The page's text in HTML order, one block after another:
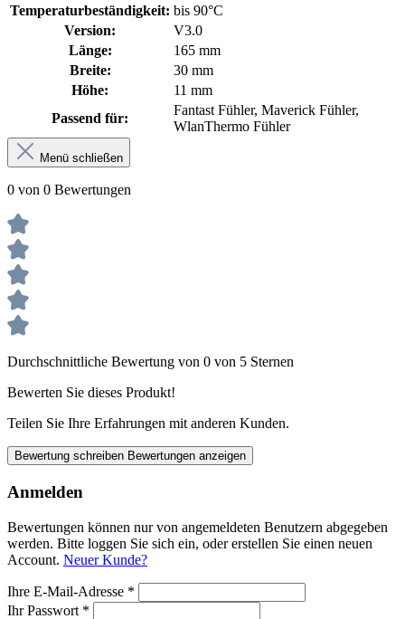
Temperaturbeständigkeit: bis 90°C
Version:
V3.0
Länge:
165 mm
Breite:
30 mm
Höhe:
11 mm
Passend für:
Fantast Fühler, Maverick Fühler,
WlanThermo Fühler
Menü schließen
0 von 0 Bewertungen
Durchschnittliche Bewertung von 0 von 5 Sternen
Bewerten Sie dieses Produkt!
Teilen Sie Ihre Erfahrungen mit anderen Kunden.
Bewertung schreiben Bewertungen anzeigen
Anmelden
Bewertungen können nur von angemeldeten Benutzern abgegeben
werden. Bitte loggen Sie sich ein, oder erstellen Sie einen neuen
Account. Neuer Kunde?
Ihre E-Mail-Adresse *
Ihr Passwort *